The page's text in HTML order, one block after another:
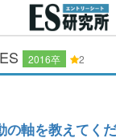
2016卒 2
の軸を教えてく